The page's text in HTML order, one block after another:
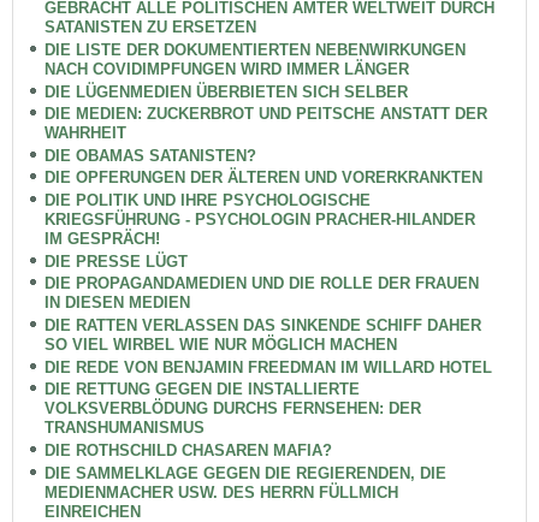
GEBRACHT ALLE POLITISCHEN ÄMTER WELTWEIT DURCH
SATANISTEN ZU ERSETZEN
DIE LISTE DER DOKUMENTIERTEN NEBENWIRKUNGEN
NACH COVIDIMPFUNGEN WIRD IMMER LÄNGER
DIE LÜGENMEDIEN ÜBERBIETEN SICH SELBER
DIE MEDIEN: ZUCKERBROT UND PEITSCHE ANSTATT DER
WAHRHEIT
DIE OBAMAS SATANISTEN?
DIE OPFERUNGEN DER ÄLTEREN UND VORERKRANKTEN
DIE POLITIK UND IHRE PSYCHOLOGISCHE
KRIEGSFÜHRUNG - PSYCHOLOGIN PRACHER-HILANDER
IM GESPRÄCH!
DIE PRESSE LÜGT
DIE PROPAGANDAMEDIEN UND DIE ROLLE DER FRAUEN
IN DIESEN MEDIEN
DIE RATTEN VERLASSEN DAS SINKENDE SCHIFF DAHER
SO VIEL WIRBEL WIE NUR MÖGLICH MACHEN
DIE REDE VON BENJAMIN FREEDMAN IM WILLARD HOTEL
DIE RETTUNG GEGEN DIE INSTALLIERTE
VOLKSVERBLÖDUNG DURCHS FERNSEHEN: DER
TRANSHUMANISMUS
DIE ROTHSCHILD CHASAREN MAFIA?
DIE SAMMELKLAGE GEGEN DIE REGIERENDEN, DIE
MEDIENMACHER USW. DES HERRN FÜLLMICH
EINREICHEN